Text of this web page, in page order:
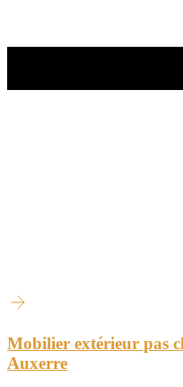
Mobilier extérieur pas
Auxerre